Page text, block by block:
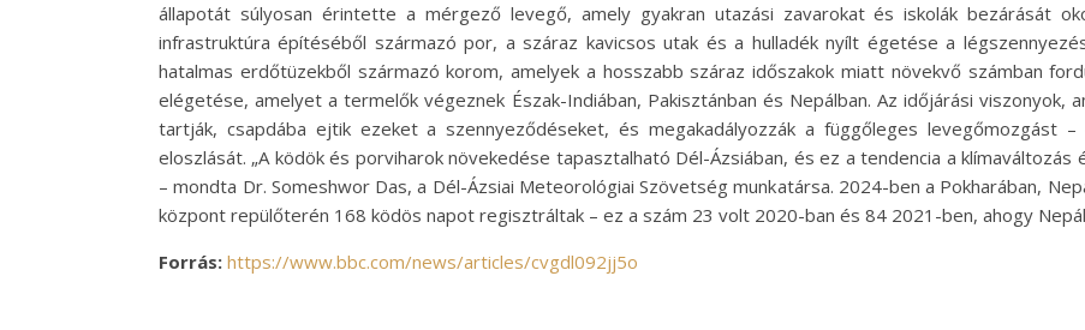
állapotát súlyosan érintette a mérgező levegő, amely gyakran utazási zavarokat és iskolák bezárását
infrastruktúra építéséből származó por, a száraz kavicsos utak és a hulladék nyílt égetése a
hatalmas erdőtüzekből származó korom, amelyek a hosszabb száraz időszakok miatt növekvő számban
elégetése, amelyet a termelők végeznek Észak-Indiában, Pakisztánban és Nepálban. Az időjárási viszonyok,
tartják, csapdába ejtik ezeket a szennyeződéseket, és megakadályozzák a függőleges levegőmozgást –
eloszlását. „A ködök és porviharok növekedése tapasztalható Dél-Ázsiában, és ez a tendencia a
– mondta Dr. Someshwor Das, a Dél-Ázsiai Meteorológiai Szövetség munkatársa. 2024-ben a Pokharában,
központ repülőterén 168 ködös napot regisztráltak – ez a szám 23 volt 2020-ban és 84 2021-ben, ahogy
Forrás: https://www.bbc.com/news/articles/cvgdl092jj5o